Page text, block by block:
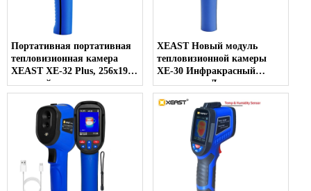
Портативная портативная
тепловизионная камера
XEAST XE-32 Plus, 256x192
пикселей, видеоанализ с
ПК, диапазон температур
-20 ~ 550C, новинка
XEAST Новый модуль
тепловизионной камеры
XE-30 Инфракрасный
тепловизор Датчик для
датчика подогрева пола
Температура пластика